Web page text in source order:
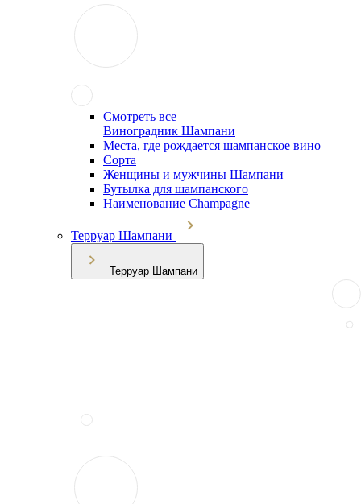
Смотреть все
Виноградник Шампани
Места, где рождается шампанское вино
Сорта
Женщины и мужчины Шампани
Бутылка для шампанского
Наименование Champagne
Терруар Шампани
Терруар Шампани